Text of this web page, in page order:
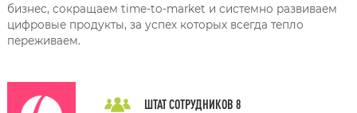
бизнес, сокращаем time-to-market и системно развиваем
цифровые продукты, за успех которых всегда тепло
переживаем.
ШТАТ СОТРУДНИКОВ 8